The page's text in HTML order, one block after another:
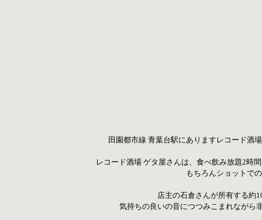
田園都市線 青葉台駅にありますレコード酒
レコード酒場 ゲタ屋さんは、 食べ飲み放題2時
もちろんショットで
店主の石倉さんが所有する約
気持ちの良いの音につつみこまれながら